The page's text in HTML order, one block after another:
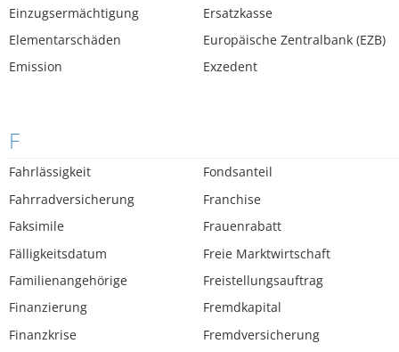
Einzugsermächtigung
Elementarschäden
Emission
Ersatzkasse
Europäische Zentralbank (EZB)
Exzedent
F
Fahrlässigkeit
Fahrradversicherung
Faksimile
Fälligkeitsdatum
Familienangehörige
Finanzierung
Finanzkrise
Fondsanteil
Franchise
Frauenrabatt
Freie Marktwirtschaft
Freistellungsauftrag
Fremdkapital
Fremdversicherung